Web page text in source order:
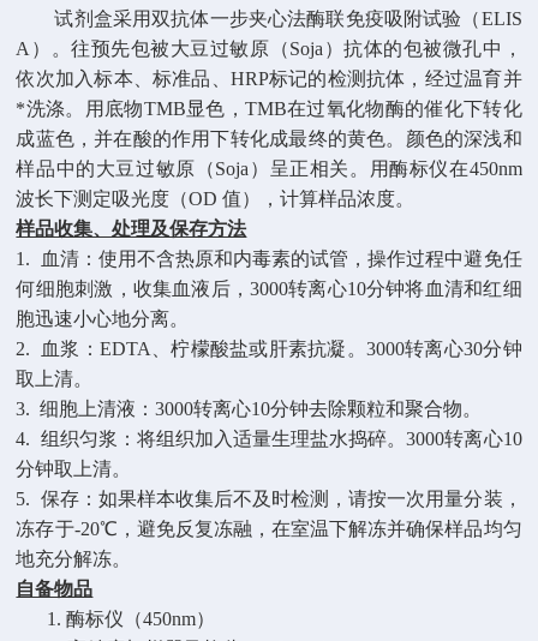
试剂盒采用双抗体一步夹心法酶联免疫吸附试验（ELIS
A）。往预先包被大豆过敏原（Soja）抗体的包被微孔中，
依次加入标本、标准品、 HRP标记的检测抗体，经过温育并
*洗涤。用底物TMB显色，TMB在过氧化物酶的催化下转化
成蓝色，并在酸的作用下转化成最终的黄色。颜色的深浅和
样品中的大豆过敏原（Soja） 呈正相关。用酶标仪在450nm
波长下测定吸光度（OD 值），计算样品浓度。
样品收集、处理及保存方法
1. 血清：使用不含热原和内毒素的试管，操作过程中避免任
何细胞刺激，收集血液后，3000转离心10分钟将血清和红细
胞迅速小心地分离。
2. 血浆：EDTA、柠檬酸盐或肝素抗凝。3000转离心30分钟
取上清。
3. 细胞上清液：3000转离心10分钟去除颗粒和聚合物。
4. 组织匀浆：将组织加入适量生理盐水捣碎。3000转离心10
分钟取上清。
5. 保存：如果样本收集后不及时检测，请按一次用量分装，
冻存于-20℃，避免反复冻融，在室温下解冻并确保样品均匀
地充分解冻。
自备物品
1.酶标仪（450nm）